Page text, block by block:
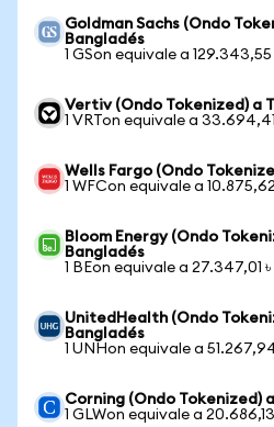
Goldman Sachs (Ondo
Bangladés
1 GSon equivale a 129.343,55
Vertiv (Ondo Tokenized) a
1 VRTon equivale a
Wells Fargo (Ondo
1 WFCon equivale a
Bloom Energy (Ondo
Bangladés
1 BEon equivale a 27.347,01 ৳
UnitedHealth (Ondo
Bangladés
1 UNHon equivale a
Corning (Ondo Tokenized)
1 GLWon equivale a 20.686,13